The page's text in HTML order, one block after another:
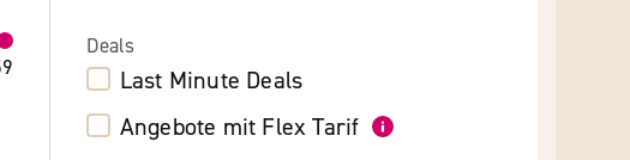
Deals
Last Minute Deals
Angebote mit Flex Tarif